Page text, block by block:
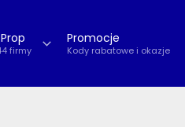
firmy
Promocje
Kody rabatowe i okazje